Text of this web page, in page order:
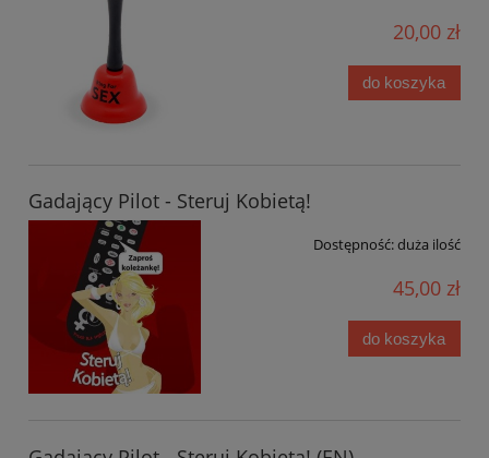
20,00 zł
do koszyka
Gadający Pilot - Steruj Kobietą!
Dostępność:duża ilość
45,00 zł
do koszyka